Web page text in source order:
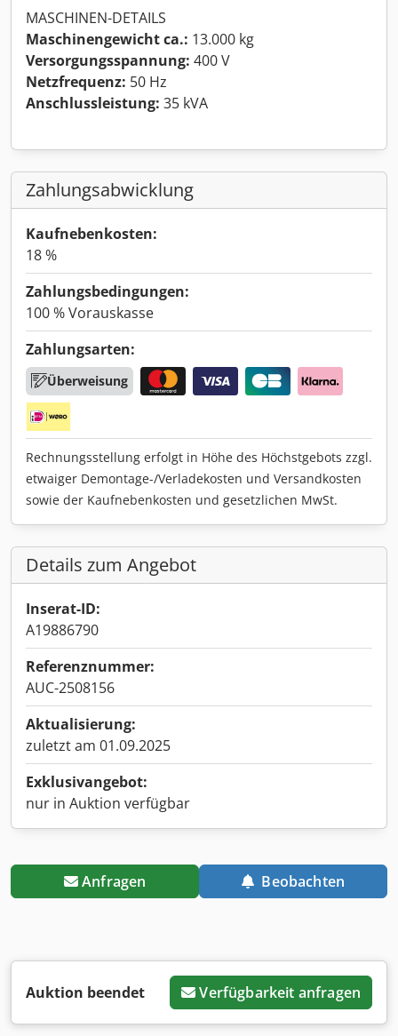
MASCHINEN-DETAILS
Maschinengewicht ca.: 13.000 kg
Versorgungsspannung: 400 V
Netzfrequenz: 50 Hz
Anschlussleistung: 35 kVA
Zahlungsabwicklung
Kaufnebenkosten:
18 %
Zahlungsbedingungen:
100 % Vorauskasse
Zahlungsarten:
Überweisung
Rechnungsstellung erfolgt in Höhe des Höchstgebots zzgl.
etwaiger Demontage-/Verladekosten und Versandkosten
sowie der Kaufnebenkosten und gesetzlichen MwSt.
Details zum Angebot
Inserat-ID:
A19886790
Referenznummer:
AUC-2508156
Aktualisierung:
zuletzt am 01.09.2025
Exklusivangebot:
nur in Auktion verfügbar
Anfragen Beobachten
Auktion beendet Verfügbarkeit anfragen